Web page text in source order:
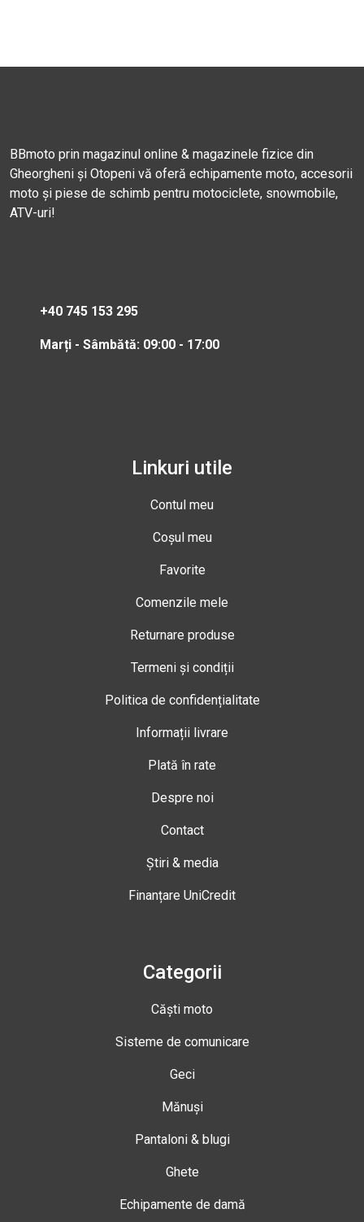
BBmoto prin magazinul online & magazinele fizice din
Gheorgheni și Otopeni vă oferă echipamente moto, accesorii
moto și piese de schimb pentru motociclete, snowmobile,
ATV-uri!
+40 745 153 295
Marți - Sâmbătă: 09:00 - 17:00
Linkuri utile
Contul meu
Coșul meu
Favorite
Comenzile mele
Returnare produse
Termeni și condiții
Politica de confidențialitate
Informații livrare
Plată în rate
Despre noi
Contact
Știri & media
Finanțare UniCredit
Categorii
Căști moto
Sisteme de comunicare
Geci
Mănuși
Pantaloni & blugi
Ghete
Echipamente de damă